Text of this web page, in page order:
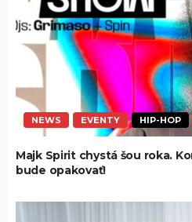
NEWS EVENTY HIP-HOP
Majk Spirit chystá šou roka.
bude opakovať!